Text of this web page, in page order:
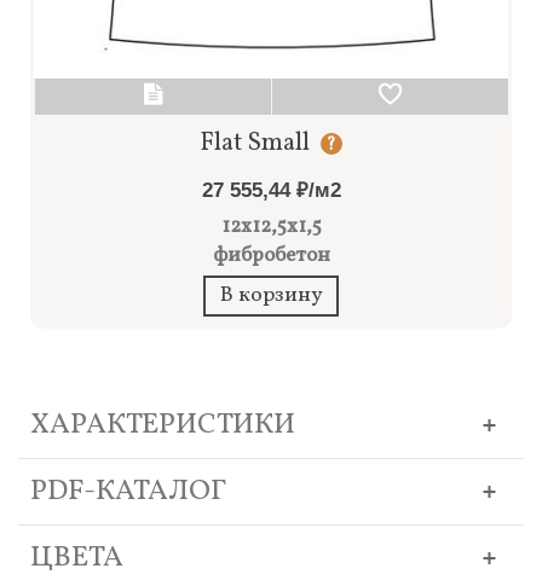
Flat Small ?
27 555,44 ₽/м2
12x12,5x1,5
фибробетон
В корзину
ХАРАКТЕРИСТИКИ
PDF-КАТАЛОГ
ЦВЕТА